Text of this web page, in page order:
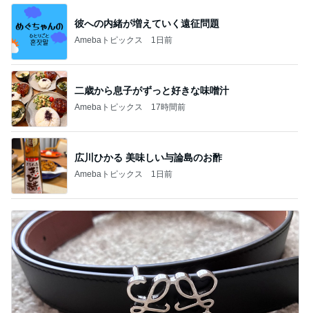
彼への内緒が増えていく遠征問題
Amebaトピックス 1日前
二歳から息子がずっと好きな味噌汁
Amebaトピックス 17時間前
広川ひかる 美味しい与論島のお酢
Amebaトピックス 1日前